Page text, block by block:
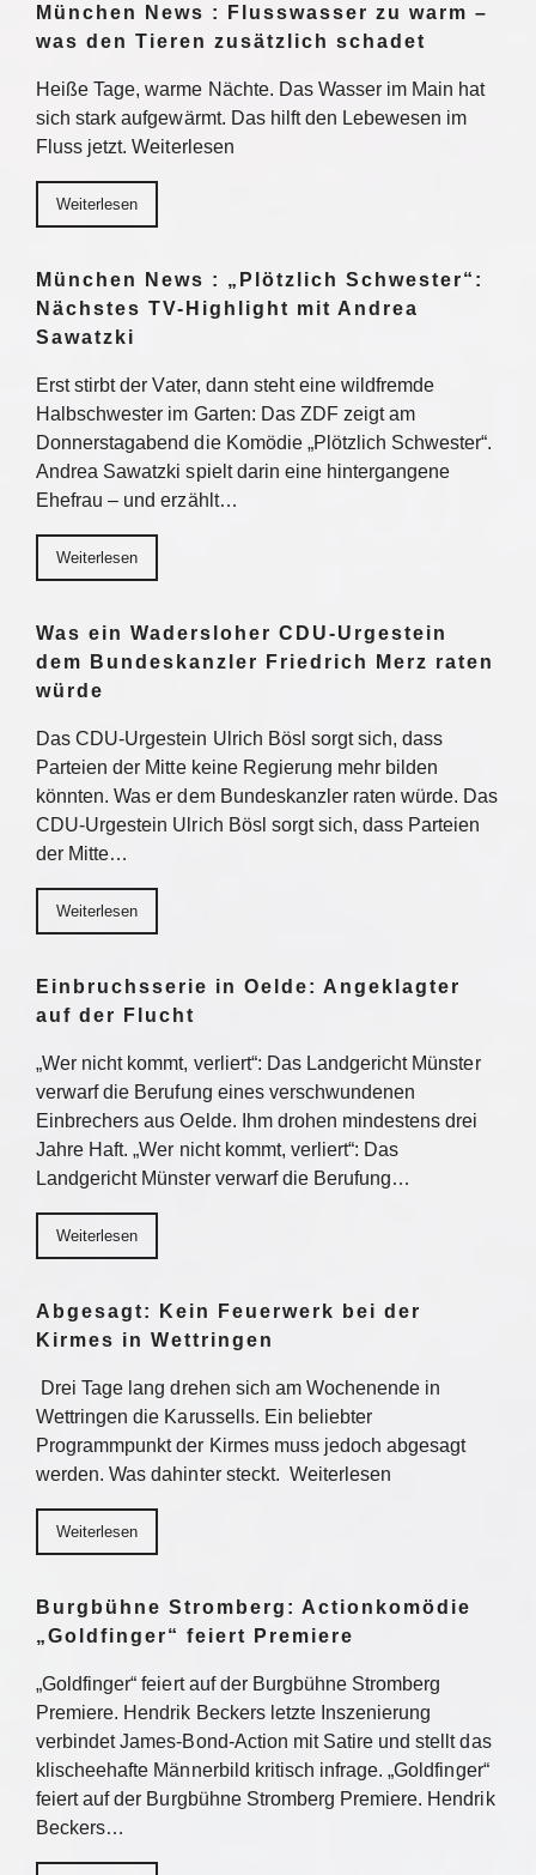
München News : Flusswasser zu warm –
was den Tieren zusätzlich schadet
Heiße Tage, warme Nächte. Das Wasser im Main hat
sich stark aufgewärmt. Das hilft den Lebewesen im
Fluss jetzt. Weiterlesen
Weiterlesen
München News : „Plötzlich Schwester“:
Nächstes TV-Highlight mit Andrea
Sawatzki
Erst stirbt der Vater, dann steht eine wildfremde
Halbschwester im Garten: Das ZDF zeigt am
Donnerstagabend die Komödie „Plötzlich Schwester“.
Andrea Sawatzki spielt darin eine hintergangene
Ehefrau – und erzählt…
Weiterlesen
Was ein Wadersloher CDU-Urgestein
dem Bundeskanzler Friedrich Merz raten
würde
Das CDU-Urgestein Ulrich Bösl sorgt sich, dass
Parteien der Mitte keine Regierung mehr bilden
könnten. Was er dem Bundeskanzler raten würde. Das
CDU-Urgestein Ulrich Bösl sorgt sich, dass Parteien
der Mitte…
Weiterlesen
Einbruchsserie in Oelde: Angeklagter
auf der Flucht
„Wer nicht kommt, verliert“: Das Landgericht Münster
verwarf die Berufung eines verschwundenen
Einbrechers aus Oelde. Ihm drohen mindestens drei
Jahre Haft. „Wer nicht kommt, verliert“: Das
Landgericht Münster verwarf die Berufung…
Weiterlesen
Abgesagt: Kein Feuerwerk bei der
Kirmes in Wettringen
Drei Tage lang drehen sich am Wochenende in
Wettringen die Karussells. Ein beliebter
Programmpunkt der Kirmes muss jedoch abgesagt
werden. Was dahinter steckt. Weiterlesen
Weiterlesen
Burgbühne Stromberg: Actionkomödie
„Goldfinger“ feiert Premiere
„Goldfinger“ feiert auf der Burgbühne Stromberg
Premiere. Hendrik Beckers letzte Inszenierung
verbindet James-Bond-Action mit Satire und stellt das
klischeehafte Männerbild kritisch infrage. „Goldfinger“
feiert auf der Burgbühne Stromberg Premiere. Hendrik
Beckers…